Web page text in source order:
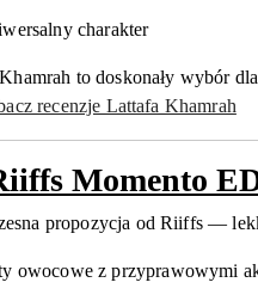
charakter
to doskonały wybór
recenzje Lattafa Khamrah
Momento
propozycja od Riiffs —
owocowe z przyprawowymi